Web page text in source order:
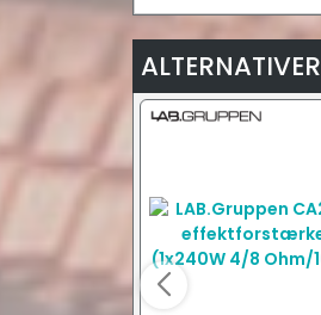
ALTERNATIVER